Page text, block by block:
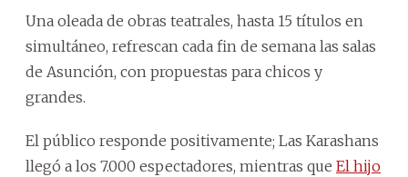
Una oleada de obras teatrales, hasta 15 títulos en
simultáneo, refrescan cada fin de semana las salas
de Asunción, con propuestas para chicos y
grandes.
El público responde positivamente; Las Karashans
llegó a los 7.000 espectadores, mientras que El hijo